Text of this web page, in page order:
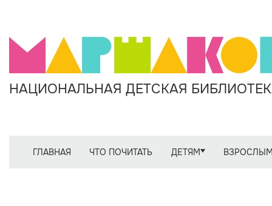
НАЦИОНАЛЬНАЯ ДЕТСКАЯ
ГЛАВНАЯ ЧТО ПОЧИТАТЬ ДЕТЯМ